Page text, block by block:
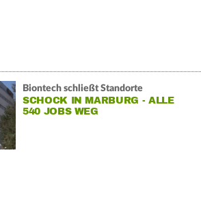
Biontech schließt Standorte
SCHOCK IN MARBURG - ALLE
540 JOBS WEG